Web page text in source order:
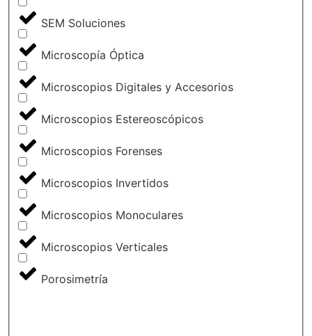
SEM Soluciones
Microscopía Óptica
Microscopios Digitales y Accesorios
Microscopios Estereoscópicos
Microscopios Forenses
Microscopios Invertidos
Microscopios Monoculares
Microscopios Verticales
Porosimetría